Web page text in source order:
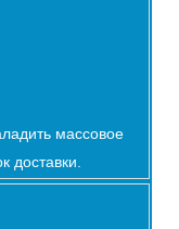
массовое
доставки.